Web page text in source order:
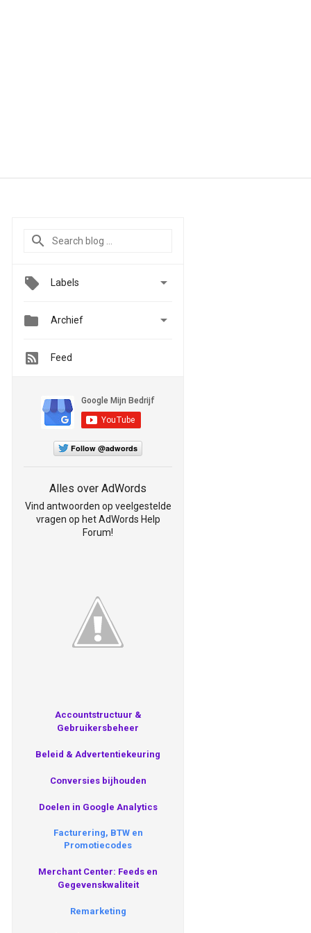
Labels 
 Archief 
Feed
Follow @adwords
Alles over AdWords
Vind antwoorden op veelgestelde
vragen op het AdWords Help
Forum!
Accountstructuur &
Gebruikersbeheer
Beleid & Advertentiekeuring
Conversies bijhouden
Doelen in Google Analytics
Facturering, BTW en
Promotiecodes
Merchant Center: Feeds en
Gegevenskwaliteit
Remarketing